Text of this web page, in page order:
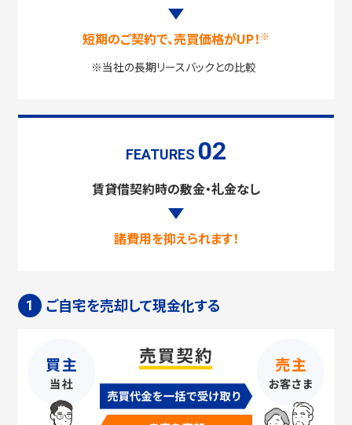
短期のご契約で、売買価格がUP！※
※当社の長期リースバックとの比較
FEATURES 02
賃貸借契約時の敷金・礼金なし
諸費用を抑えられます！
ご自宅を売却して現金化する